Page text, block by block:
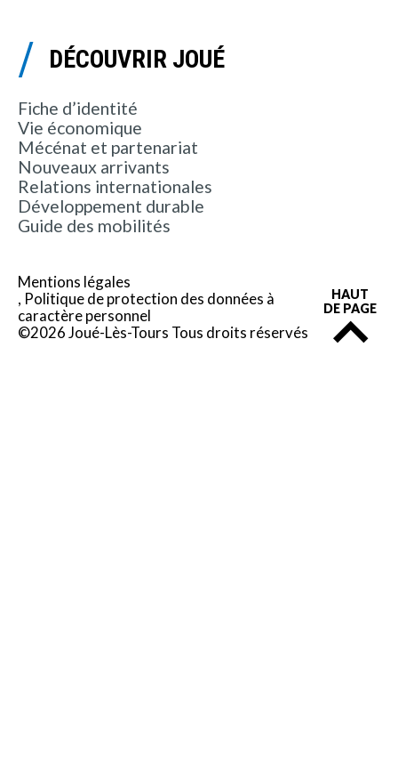
DÉCOUVRIR JOUÉ
Fiche d’identité
Vie économique
Mécénat et partenariat
Nouveaux arrivants
Relations internationales
Développement durable
Guide des mobilités
Mentions légales
Politique de protection des données à
caractère personnel
©2026 Joué-Lès-Tours Tous droits réservés
HAUT
DE PAGE